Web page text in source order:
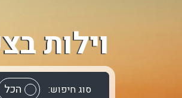
וילות
סוג חיפוש: הכל